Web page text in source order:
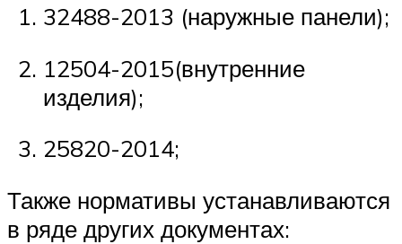
32488-2013 (наружные панели);
12504-2015(внутренние
изделия);
25820-2014;
Также нормативы устанавливаются
в ряде других документах: